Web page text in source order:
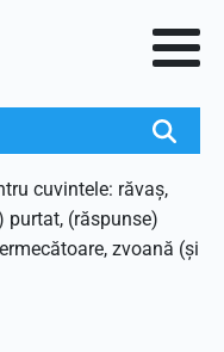
cuvintele: răvaș,
purtat, (răspunse)
zvoană (și